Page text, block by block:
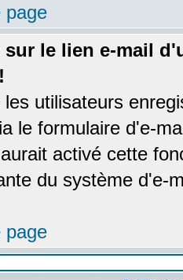
page
le lien e-mail
utilisateurs
le formulaire d'e-
activé cette
du système d'e-
page